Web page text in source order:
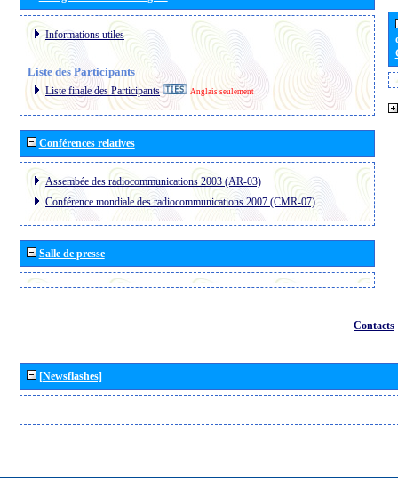
Informations utiles
Liste des Participants
Liste finale des Participants Anglais seulement
Conférences relatives
Assembée des radiocommunications 2003 (AR-03)
Conférence mondiale des radiocommunications 2007 (CMR-07)
Salle de presse
Contacts
[Newsflashes]